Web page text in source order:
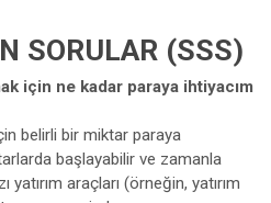
SORULAR (SSS)
için ne kadar paraya ihtiyacım
belirli bir miktar paraya
başlayabilir ve zamanla
yatırım araçları (örneğin, yatırım